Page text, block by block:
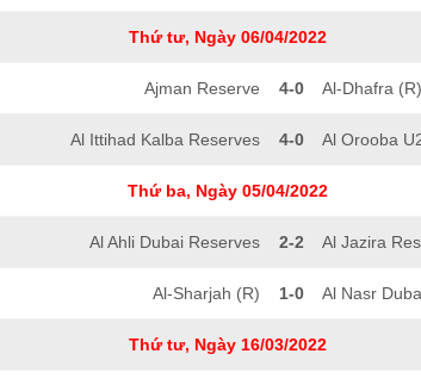
Thứ tư, Ngày 06/04/2022
Ajman Reserve 4-0 Al-Dhafra (R)
Al Ittihad Kalba Reserves 4-0 Al Orooba
Thứ ba, Ngày 05/04/2022
Al Ahli Dubai Reserves 2-2 Al Jazira
Al-Sharjah (R) 1-0 Al Nasr
Thứ tư, Ngày 16/03/2022